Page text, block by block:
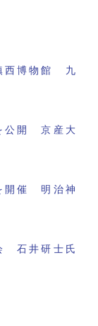
西博物館 九
公開 京産大
開催 明治神
石井研士氏